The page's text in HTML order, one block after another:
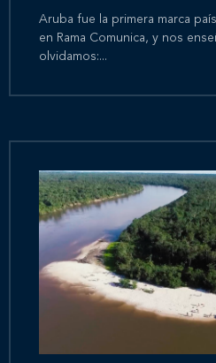
Aruba fue la primera marca
en Rama Comunica, y nos
olvidamos:...